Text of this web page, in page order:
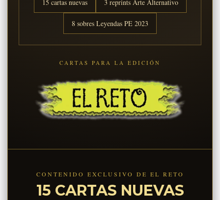
15 cartas nuevas 3 reprints Arte Alternativo
8 sobres Leyendas PE 2023
CARTAS PARA LA EDICIÓN
CONTENIDO EXCLUSIVO DE EL RETO
15 CARTAS NUEVAS